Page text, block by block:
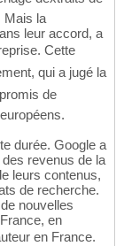
Mais la
leur accord, a
Cette
qui a jugé la
de
durée. Google a
revenus de la
leurs contenus,
de recherche.
nouvelles
en
en France.